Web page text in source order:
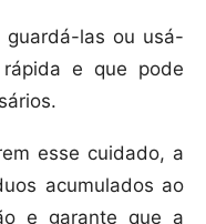
guardá-las ou usá-
e que pode
esse cuidado, a
acumulados ao
e garante que a